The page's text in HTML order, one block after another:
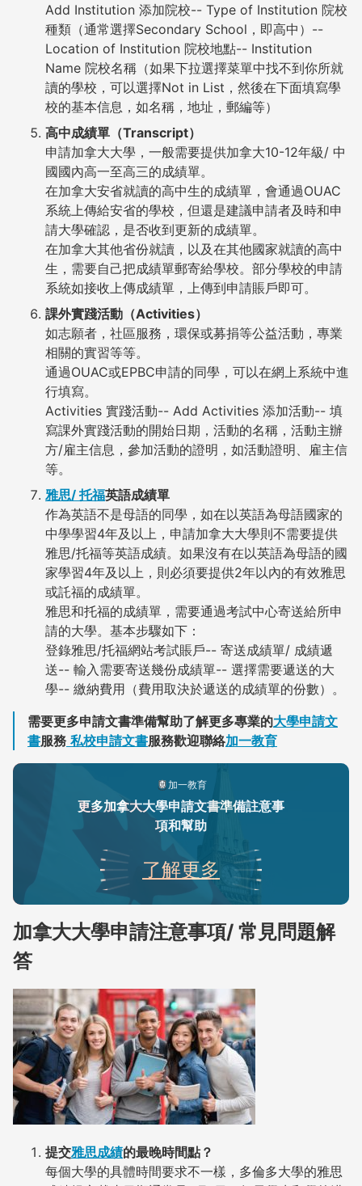
Add Institution 添加院校-- Type of Institution 院校
種類（通常選擇Secondary School，即高中）--
Location of Institution 院校地點-- Institution
Name 院校名稱（如果下拉選擇菜單中找不到你所就
讀的學校，可以選擇Not in List，然後在下面填寫學
校的基本信息，如名稱，地址，郵編等）
高中成績單（Transcript）
申請加拿大大學，一般需要提供加拿大10-12年級/ 中
國國內高一至高三的成績單。
在加拿大安省就讀的高中生的成績單，會通過OUAC
系統上傳給安省的學校，但還是建議申請者及時和申
請大學確認，是否收到更新的成績單。
在加拿大其他省份就讀，以及在其他國家就讀的高中
生，需要自己把成績單郵寄給學校。部分學校的申請
系統如接收上傳成績單，上傳到申請賬戶即可。
課外實踐活動（Activities）
如志願者，社區服務，環保或募捐等公益活動，專業
相關的實習等等。
通過OUAC或EPBC申請的同學，可以在網上系統中進
行填寫。
Activities 實踐活動-- Add Activities 添加活動-- 填
寫課外實踐活動的開始日期，活動的名稱，活動主辦
方/雇主信息，參加活動的證明，如活動證明、雇主信
等。
雅思/ 托福英語成績單
作為英語不是母語的同學，如在以英語為母語國家的
中學學習4年及以上，申請加拿大大學則不需要提供
雅思/托福等英語成績。如果沒有在以英語為母語的國
家學習4年及以上，則必須要提供2年以內的有效雅思
或託福的成績單。
雅思和托福的成績單，需要通過考試中心寄送給所申
請的大學。基本步驟如下：
登錄雅思/托福網站考試賬戶-- 寄送成績單/ 成績遞
送-- 輸入需要寄送幾份成績單-- 選擇需要遞送的大
學-- 繳納費用（費用取決於遞送的成績單的份數）。
需要更多申請文書準備幫助了解更多專業的大學申請文
書服務 私校申請文書服務歡迎聯絡加一教育
加一教育
更多加拿大大學申請文書準備註意事
項和幫助
了解更多
加拿大大學申請注意事項/ 常見問題解
答
提交雅思成績的最晚時間點？
每個大學的具體時間要求不一樣，多倫多大學的雅思